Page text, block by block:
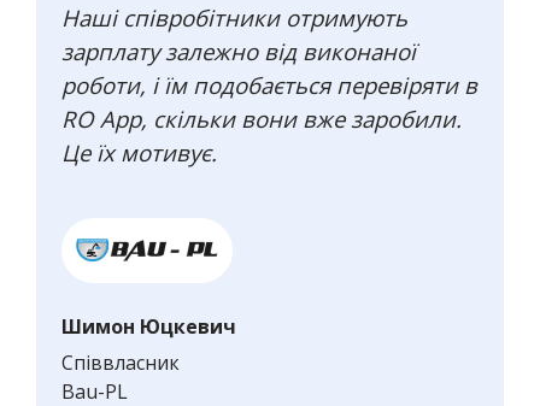
Наші співробітники отримують
зарплату залежно від виконаної
роботи, і їм подобається перевіряти в
RO App, скільки вони вже заробили.
Це їх мотивує.
Шимон Юцкевич
Співвласник
Bau-PL